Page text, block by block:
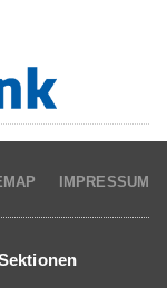
IMPRESSUM